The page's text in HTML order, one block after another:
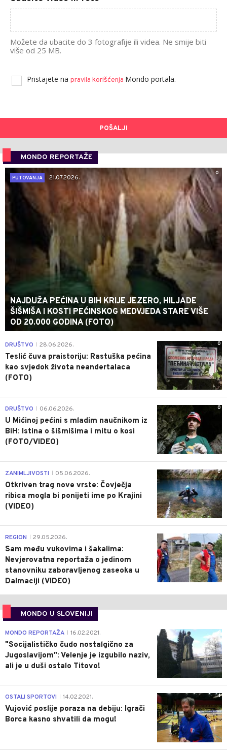
Možete da ubacite do 3 fotografije ili videa. Ne smije biti
više od 25 MB.
Pristajete na pravila korišćenja Mondo portala.
POŠALJI
MONDO REPORTAŽE
0
PUTOVANJA
21.07.2026.
NAJDUŽA PEĆINA U BIH KRIJE JEZERO, HILJADE
ŠIŠMIŠA I KOSTI PEĆINSKOG MEDVJEDA STARE VIŠE
OD 20.000 GODINA (FOTO)
0
DRUŠTVO 28.06.2026.
Teslić čuva praistoriju: Rastuška pećina
kao svjedok života neandertalaca
(FOTO)
0
DRUŠTVO 06.06.2026.
U Mićinoj pećini s mladim naučnikom iz
BiH: Istina o šišmišima i mitu o kosi
(FOTO/VIDEO)
0
ZANIMLJIVOSTI 05.06.2026.
Otkriven trag nove vrste: Čovječja
ribica mogla bi ponijeti ime po Krajini
(VIDEO)
0
REGION 29.05.2026.
Sam među vukovima i šakalima:
Nevjerovatna reportaža o jedinom
stanovniku zaboravljenog zaseoka u
Dalmaciji (VIDEO)
MONDO U SLOVENIJI
4
MONDO REPORTAŽA 16.02.2021.
"Socijalističko čudo nostalgično za
Jugoslavijom": Velenje je izgubilo naziv,
ali je u duši ostalo Titovo!
1
OSTALI SPORTOVI 14.02.2021.
Vujović poslije poraza na debiju: Igrači
Borca kasno shvatili da mogu!